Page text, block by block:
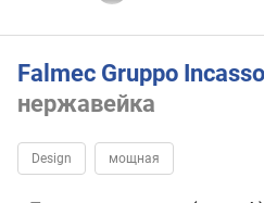
Falmec Gruppo
нержавейка
Design мощная